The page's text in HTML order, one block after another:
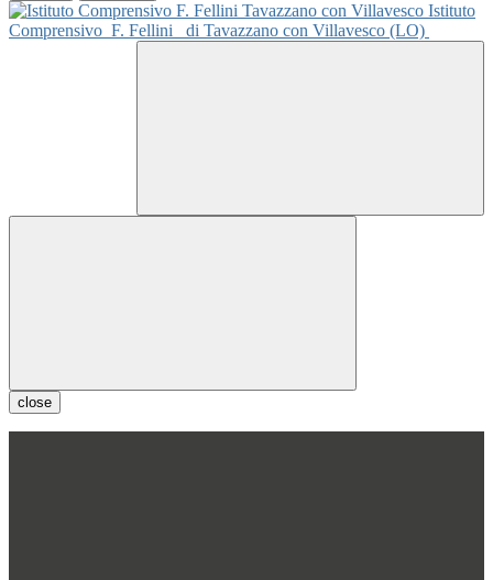
Istituto
Comprensivo F. Fellini di Tavazzano con Villavesco (LO)
close